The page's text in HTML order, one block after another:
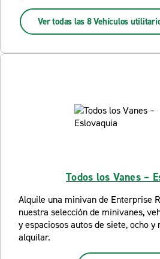
Ver todas las 8 Vehículos
Todos los Vanes –
Alquile una minivan de Enterprise
nuestra selección de minivanes,
y espaciosos autos de siete, ocho y
alquilar.